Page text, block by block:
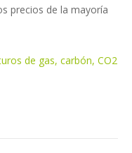
precios de la mayoría
de gas, carbón, CO2